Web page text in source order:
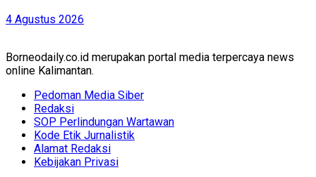
4 Agustus 2026
Borneodaily.co.id merupakan portal media terpercaya news
online Kalimantan.
Pedoman Media Siber
Redaksi
SOP Perlindungan Wartawan
Kode Etik Jurnalistik
Alamat Redaksi
Kebijakan Privasi